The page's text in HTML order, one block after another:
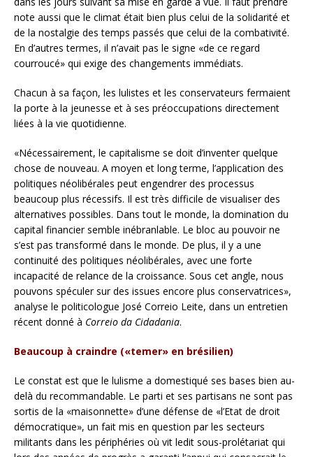
note aussi que le climat était bien plus celui de la solidarité et
de la nostalgie des temps passés que celui de la combativité.
En d’autres termes, il n’avait pas le signe «de ce regard
courroucé» qui exige des changements immédiats.
Chacun à sa façon, les lulistes et les conservateurs fermaient
la porte à la jeunesse et à ses préoccupations directement
liées à la vie quotidienne.
«Nécessairement, le capitalisme se doit d’inventer quelque
chose de nouveau. A moyen et long terme, l’application des
politiques néolibérales peut engendrer des processus
beaucoup plus récessifs. Il est très difficile de visualiser des
alternatives possibles. Dans tout le monde, la domination du
capital financier semble inébranlable. Le bloc au pouvoir ne
s’est pas transformé dans le monde. De plus, il y a une
continuité des politiques néolibérales, avec une forte
incapacité de relance de la croissance. Sous cet angle, nous
pouvons spéculer sur des issues encore plus conservatrices»,
analyse le politicologue José Correio Leite, dans un entretien
récent donné à Correio da Cidadania.
Beaucoup à craindre («temer» en brésilien)
Le constat est que le lulisme a domestiqué ses bases bien au-
delà du recommandable. Le parti et ses partisans ne sont pas
sortis de la «maisonnette» d’une défense de «l’Etat de droit
démocratique», un fait mis en question par les secteurs
militants dans les périphéries où vit ledit sous-prolétariat qui